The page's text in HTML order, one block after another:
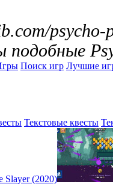
подобные
Поиск игр Лучшие
Текстовые квесты
Slayer (2020)